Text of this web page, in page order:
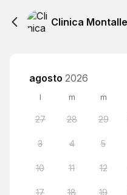
Clinica
agosto 2026
l m m
27 28 29
3 4 5
10 11 12
17 18 19